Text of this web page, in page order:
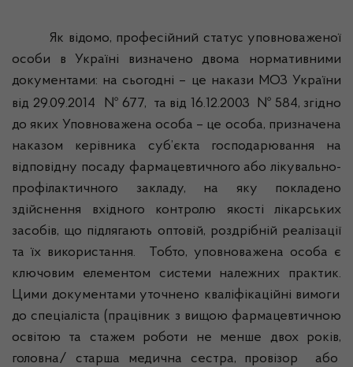
Як відомо, професійний статус уповноваженої
особи в Україні визначено двома нормативними
документами: на сьогодні – це накази МОЗ України
від 29.09.2014 № 677, та від 16.12.2003
№ 584, згідно
до яких Уповноважена особа – це особа, призначена
наказом керівника суб’єкта господарювання на
відповідну посаду фармацевтичного або лікувально-
профілактичного закладу, на яку покладено
здійснення вхідного контролю якості лікарських
засобів, що підлягають оптовій, роздрібній реалізації
та їх використання.
Тобто, уповноважена особа є
ключовим елементом системи належних практик.
Цими документами уточнено кваліфікаційні вимоги
до спеціаліста (працівник з вищою фармацевтичною
освітою та стажем роботи не менше двох років,
головна/ старша медична сестра,
провізор
або